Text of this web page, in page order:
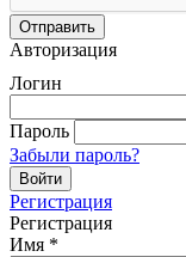
Авторизация
Логин
Пароль
Забыли пароль?
Регистрация
Регистрация
Имя *